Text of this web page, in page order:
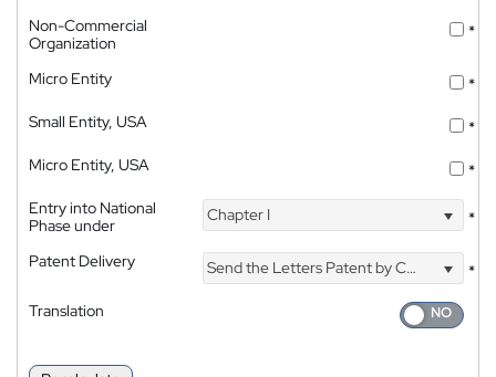
Non-Commercial
Organization
*
Micro Entity
*
Small Entity, USA
*
Micro Entity, USA
*
Entry into National
Phase under
Chapter I *
Patent Delivery Send the Letters Patent by Courier
*
Translation